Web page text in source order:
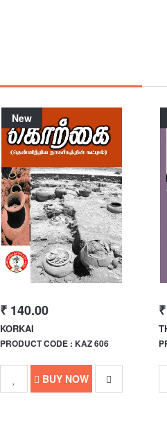
New
₹ 140.00
KORKAI
PRODUCT CODE : KAZ 606
BUY NOW